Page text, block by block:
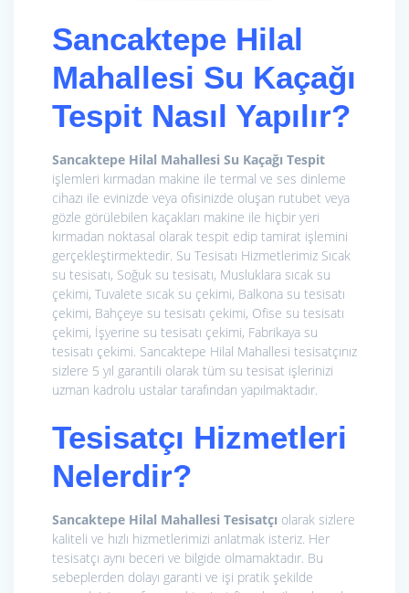
Sancaktepe Hilal
Mahallesi Su Kaçağı
Tespit Nasıl Yapılır?
Sancaktepe Hilal Mahallesi Su Kaçağı Tespit
işlemleri kırmadan makine ile termal ve ses dinleme
cihazı ile evinizde veya ofisinizde oluşan rutubet veya
gözle görülebilen kaçakları makine ile hiçbir yeri
kırmadan noktasal olarak tespit edip tamirat işlemini
gerçekleştirmektedir. Su Tesisatı Hizmetlerimiz Sıcak
su tesisatı, Soğuk su tesisatı, Musluklara sıcak su
çekimi, Tuvalete sıcak su çekimi, Balkona su tesisatı
çekimi, Bahçeye su tesisatı çekimi, Ofise su tesisatı
çekimi, İşyerine su tesisatı çekimi, Fabrikaya su
tesisatı çekimi. Sancaktepe Hilal Mahallesi tesisatçınız
sizlere 5 yıl garantili olarak tüm su tesisat işlerinizi
uzman kadrolu ustalar tarafından yapılmaktadır.
Tesisatçı Hizmetleri
Nelerdir?
Sancaktepe Hilal Mahallesi Tesisatçı olarak sizlere
kaliteli ve hızlı hizmetlerimizi anlatmak isteriz. Her
tesisatçı aynı beceri ve bilgide olmamaktadır. Bu
sebeplerden dolayı garanti ve işi pratik şekilde